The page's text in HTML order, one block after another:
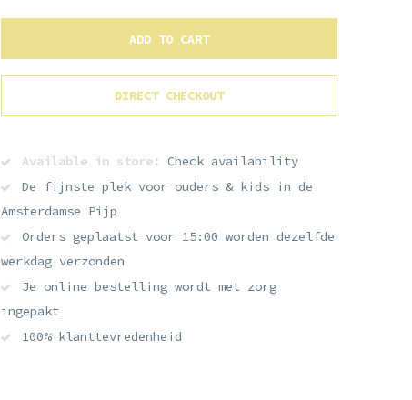
ADD TO CART
DIRECT CHECKOUT
Available in store: Check availability
De fijnste plek voor ouders & kids in de
Amsterdamse Pijp
Orders geplaatst voor 15:00 worden dezelfde
werkdag verzonden
Je online bestelling wordt met zorg
ingepakt
100% klanttevredenheid